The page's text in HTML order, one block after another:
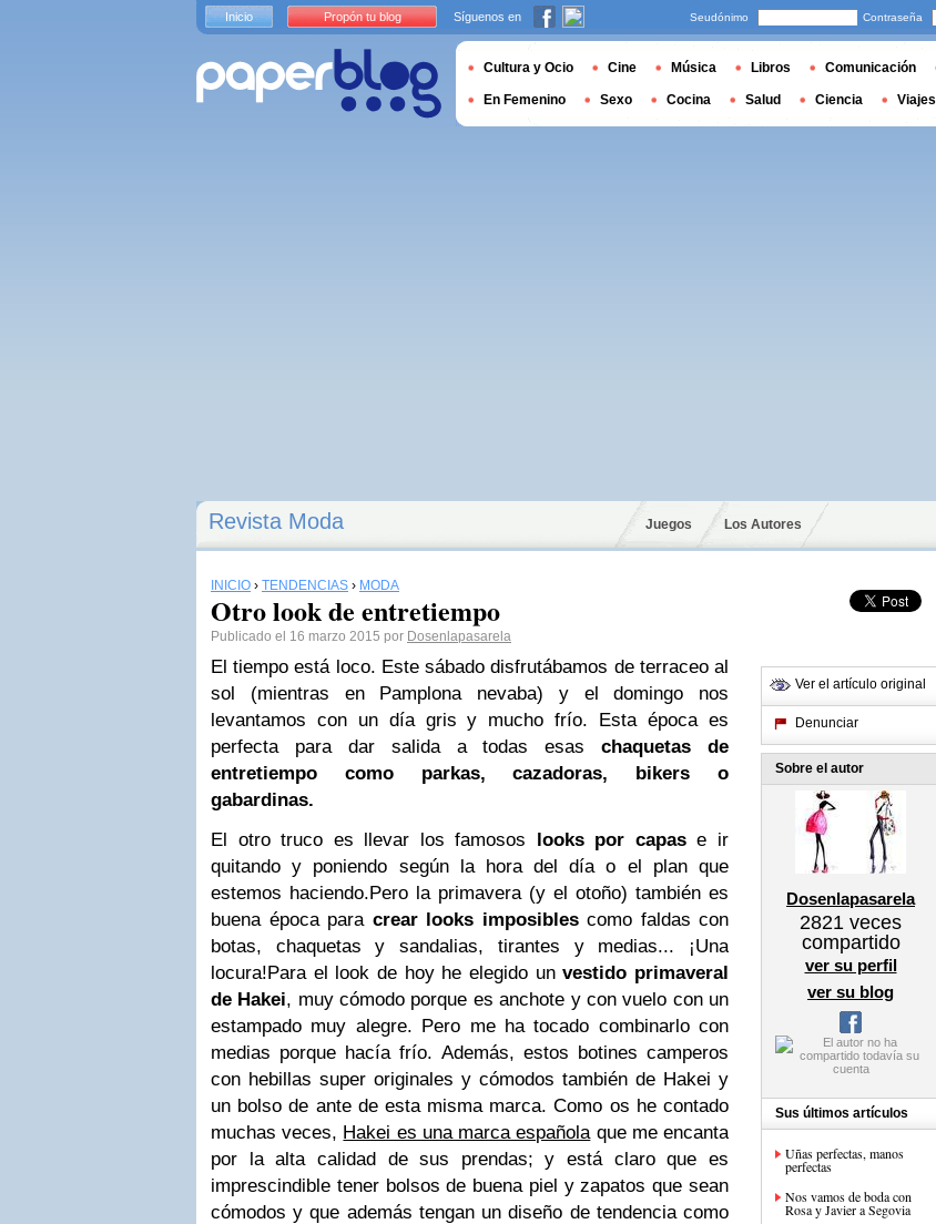
Revista Moda Juegos Los Autores
INICIO › TENDENCIAS › MODA
Otro look de entretiempo
Publicado el 16 marzo 2015 por Dosenlapasarela
El tiempo está loco. Este sábado disfrutábamos de terraceo al
sol (mientras en Pamplona nevaba) y el domingo nos
levantamos con un día gris y mucho frío. Esta época es
perfecta para dar salida a todas esaschaquetas de
entretiempo como parkas, cazadoras, bikers o
gabardinas.
El otro truco es llevar los famosos looks por capase ir
quitando y poniendo según la hora del día o el plan que
estemos haciendo.Pero la primavera (y el otoño) también es
buena época para crear looks imposiblescomo faldas con
botas, chaquetas y sandalias, tirantes y medias... ¡Una
locura!Para el look de hoy he elegido unvestido primaveral
de Hakei, muy cómodo porque es anchote y con vuelo con un
estampado muy alegre. Pero me ha tocado combinarlo con
medias porque hacía frío. Además, estos botines camperos
con hebillas super originales y cómodos también de Hakei y
un bolso de ante de esta misma marca. Como os he contado
muchas veces, Hakei es una marca españolaque me encanta
por la alta calidad de sus prendas; y está claro que es
imprescindible tener bolsos de buena piel y zapatos que sean
cómodos y que además tengan un diseño de tendencia como
Ver el artículo original
Denunciar
Sobre el autor
Dosenlapasarela
2821 veces
compartido
ver su perfil
ver su blog
Sus últimos artículos
Uñas perfectas, manos
perfectas
Nos vamos de boda con
Rosa y Javier a Segovia
Inicio Propón tu blog Síguenos en Seudónimo Contraseña
Cultura y Ocio Cine Música Libros Comunicación
En Femenino Sexo Cocina Salud Ciencia Viajes